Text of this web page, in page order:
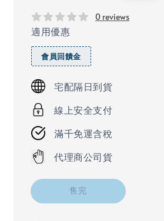
0 reviews
適用優惠
會員回饋金
宅配隔日到貨
線上安全支付
滿千免運含稅
代理商公司貨
售完